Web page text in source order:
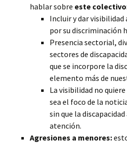
hablar sobre este colectivo:
Incluir y dar visibilidad
por su discriminación
Presencia sectorial,
sectores de
que se incorpore la
elemento más de
La visibilidad no
sea el foco de la
sin que la
atención.
Agresiones a menores: